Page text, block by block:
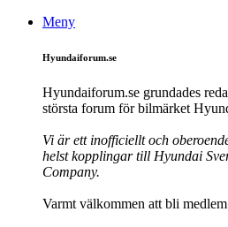
Meny
Hyundaiforum.se
Hyundaiforum.se grundades
största forum för bilmärket
Vi är ett inofficiellt och
helst kopplingar till Hyundai
Company.
Varmt välkommen att bli